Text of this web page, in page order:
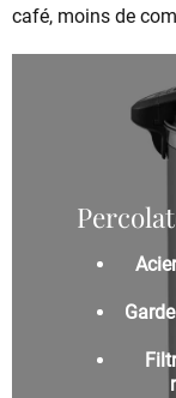
café, moins de